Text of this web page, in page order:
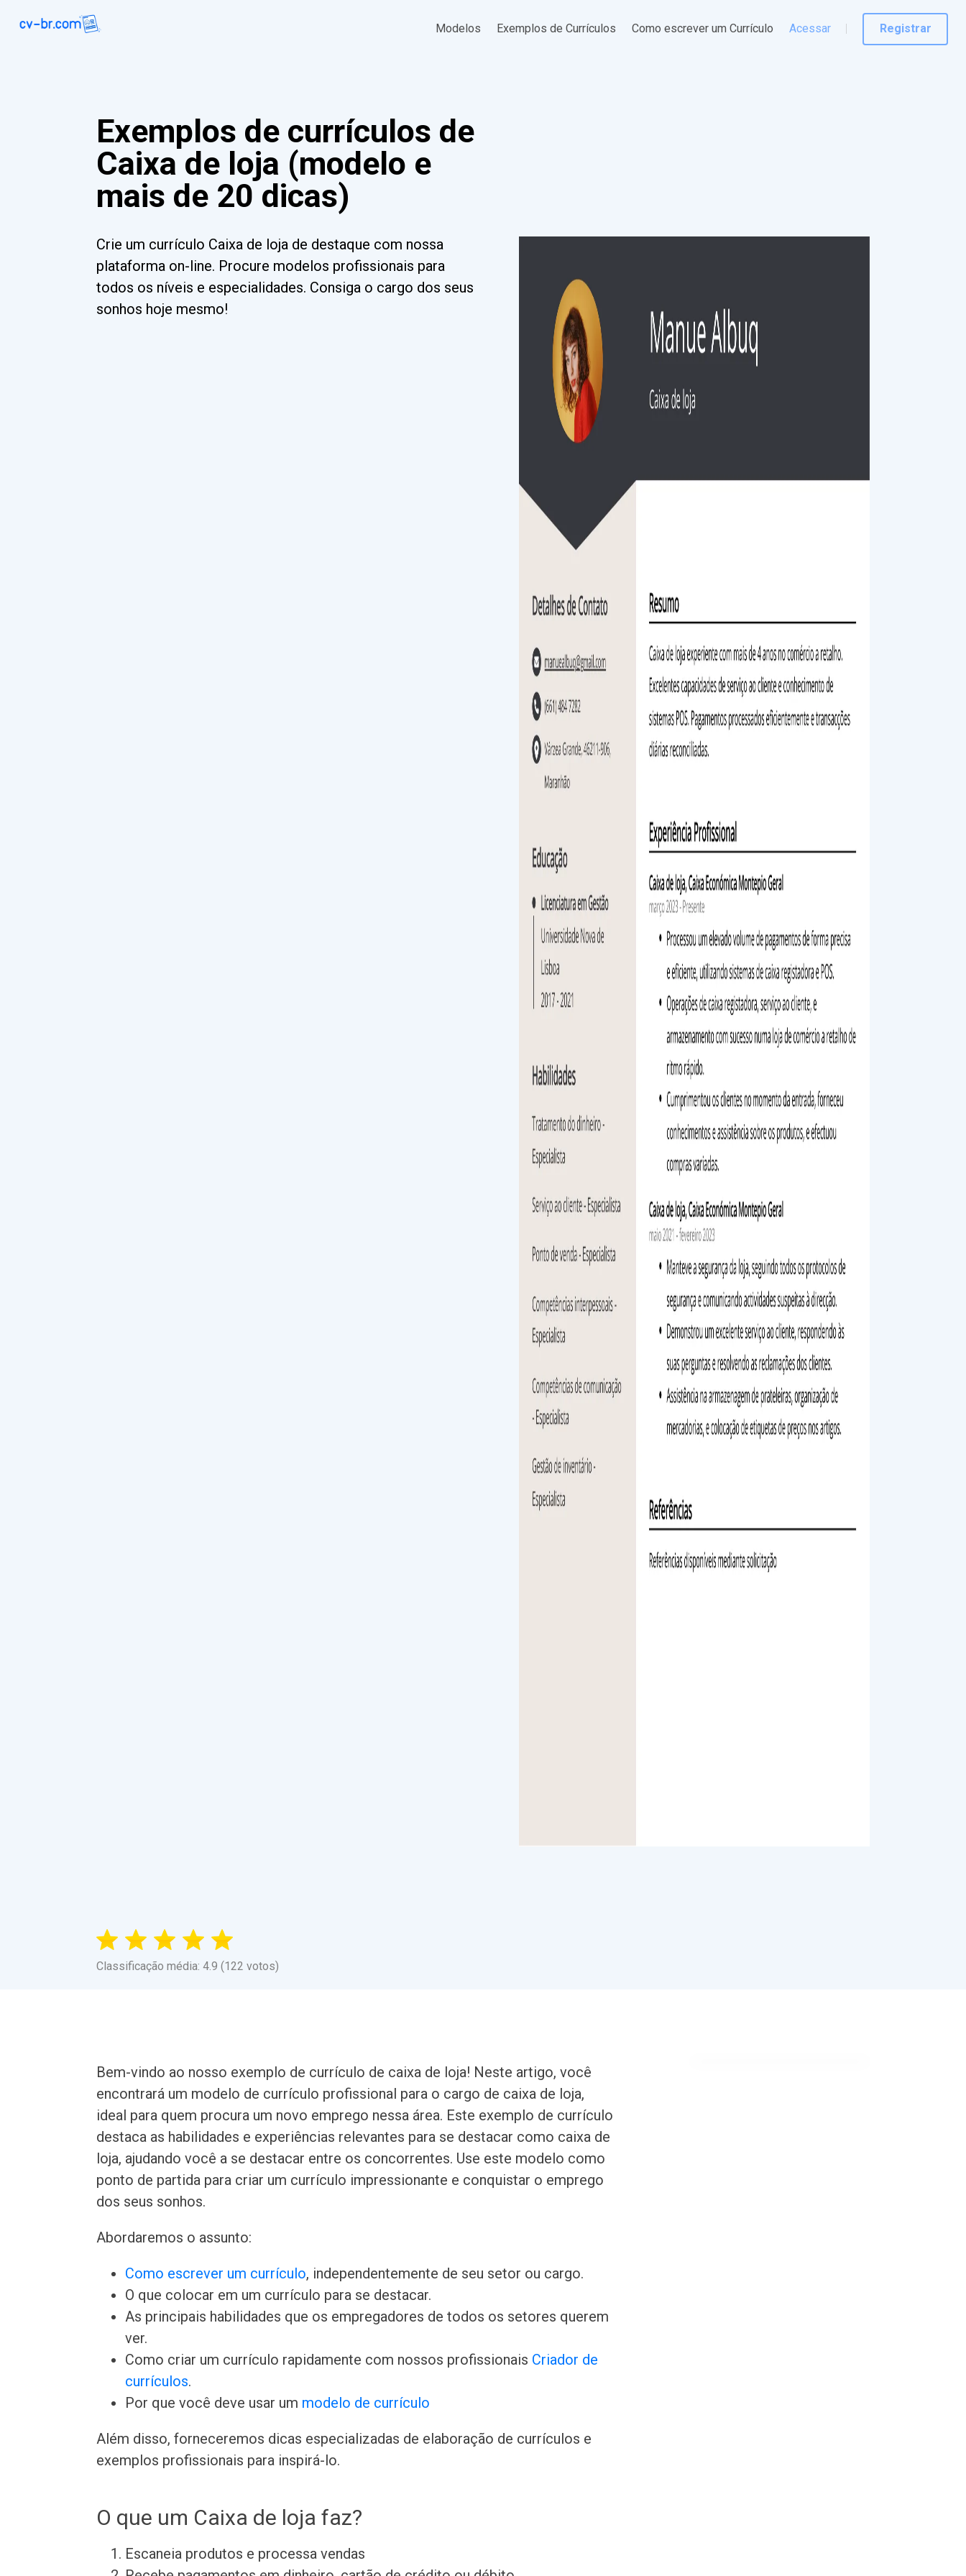
Modelos Exemplos de Currículos Como escrever um Currículo Acessar Registrar
Exemplos de currículos de
Caixa de loja (modelo e
mais de 20 dicas)
Crie um currículo Caixa de loja de destaque com nossa
plataforma on-line. Procure modelos profissionais para
todos os níveis e especialidades. Consiga o cargo dos seus
sonhos hoje mesmo!
Classificação média: 4.9 (122 votos)
Bem-vindo ao nosso exemplo de currículo de caixa de loja! Neste artigo, você
encontrará um modelo de currículo profissional para o cargo de caixa de loja,
ideal para quem procura um novo emprego nessa área. Este exemplo de currículo
destaca as habilidades e experiências relevantes para se destacar como caixa de
loja, ajudando você a se destacar entre os concorrentes. Use este modelo como
ponto de partida para criar um currículo impressionante e conquistar o emprego
dos seus sonhos.
Abordaremos o assunto:
Como escrever um currículo, independentemente de seu setor ou cargo.
O que colocar em um currículo para se destacar.
As principais habilidades que os empregadores de todos os setores querem
ver.
Como criar um currículo rapidamente com nossos profissionais Criador de
currículos.
Por que você deve usar um modelo de currículo
Além disso, forneceremos dicas especializadas de elaboração de currículos e
exemplos profissionais para inspirá-lo.
O que um Caixa de loja faz?
Escaneia produtos e processa vendas